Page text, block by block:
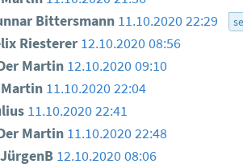
Bittersmann 11.10.2020 22:29
Riesterer 12.10.2020 08:56
Martin 12.10.2020 09:10
11.10.2020 22:04
11.10.2020 22:41
Martin 11.10.2020 22:48
JürgenB 12.10.2020 08:06